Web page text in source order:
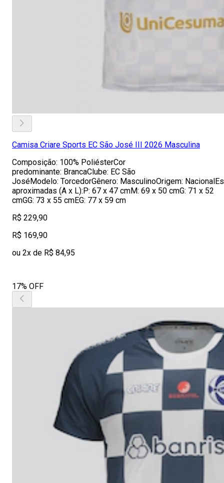
Camisa Criare Sports EC São José III 2026 Masculina
Composição: 100% PoliésterCor
predominante: BrancaClube: EC São
JoséModelo: TorcedorGênero: MasculinoOrigem:
aproximadas (A x L):P: 67 x 47 cmM: 69 x 50 cmG: 71 x 52
cmGG: 73 x 55 cmEG: 77 x 59 cm
R$ 229,90
R$ 169,90
ou 2x de R$ 84,95
17% OFF